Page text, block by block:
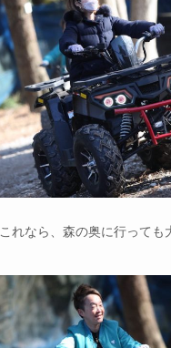
これなら、森の奥に行っても